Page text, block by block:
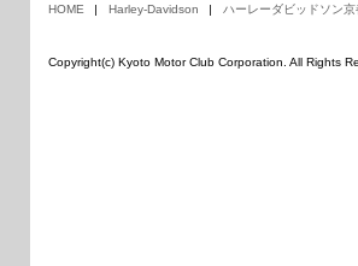
HOME Harley-Davidson ハーレーダビッドソン京
Copyright(c) Kyoto Motor Club Corporation. All Rights